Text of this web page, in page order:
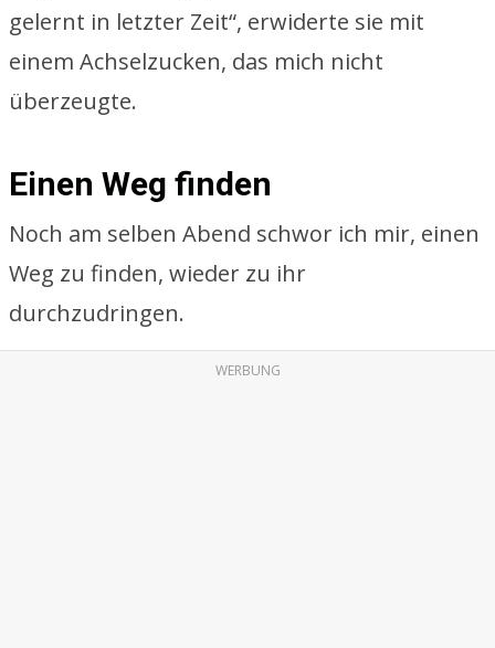
gelernt in letzter Zeit“, erwiderte sie mit
einem Achselzucken, das mich nicht
überzeugte.
Einen Weg finden
Noch am selben Abend schwor ich mir, einen
Weg zu finden, wieder zu ihr
durchzudringen.
WERBUNG